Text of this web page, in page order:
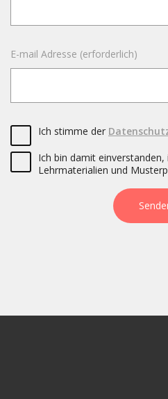
E-mail Adresse (erforderlich)
Ich stimme der
Ich bin damit
Lehrmaterialien und